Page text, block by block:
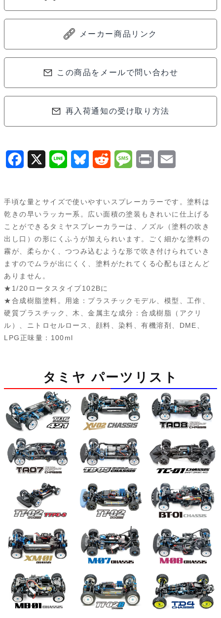
ン
メーカー商品リンク
この商品をメールで問い合わせ
再入荷通知の受け取り方法
e
b
o
o
X
e
B
e
s
k
y
R
d
i
t
M
s
a
g
e
P
n
t
i
l
手頃な量とサイズで使いやすいスプレーカラーです。塗料は
乾きの早いラッカー系。広い面積の塗装もきれいに仕上げる
ことができるタミヤスプレーカラーは、ノズル（塗料の吹き
出し口）の形にくふうが加えられいます。ごく細かな塗料の
霧が、柔らかく、つつみ込むような形で吹き付けられていき
ますのでムラが出にくく、塗料がたれてくる心配もほとんど
ありません。
★1/20ロータスタイプ102Bに
★合成樹脂塗料。用途：プラスチックモデル、模型、工作、
硬質プラスチック、木、金属主な成分：合成樹脂（アクリ
ル）、ニトロセルロース、顔料、染料、有機溶剤、DME、
LPG正味量：100ml
タミヤ パーツリスト